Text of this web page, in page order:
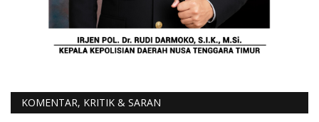
KOMENTAR, KRITIK & SARAN